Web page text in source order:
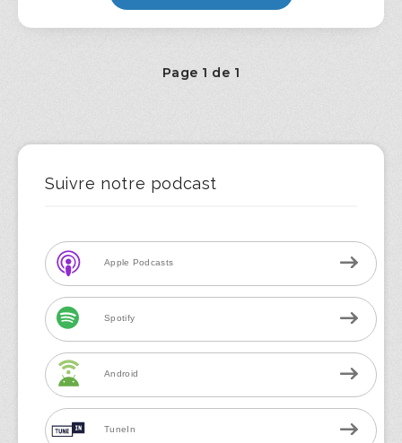
Page 1 de 1
Suivre notre podcast
Apple Podcasts
Spotify
Android
TuneIn